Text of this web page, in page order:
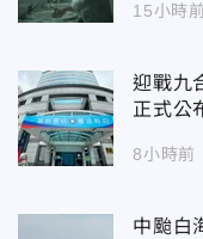
15小時前
迎戰九
正式公
8小時前
中颱白